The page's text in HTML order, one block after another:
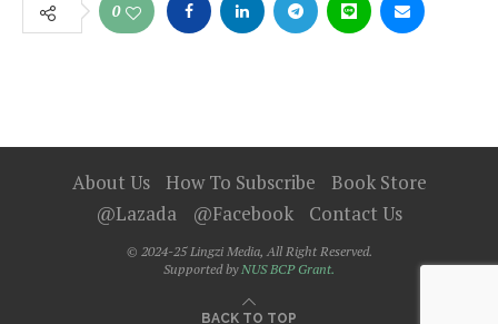
0
About Us How To Subscribe
Book Store
@Lazada
@Facebook Contact Us
© 2024-25 Lingzi Media, All Right Reserved.
Supported byNUS BCP Grant.
BACK TO TOP